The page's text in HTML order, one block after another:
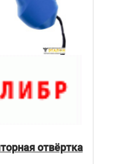
отвёртка